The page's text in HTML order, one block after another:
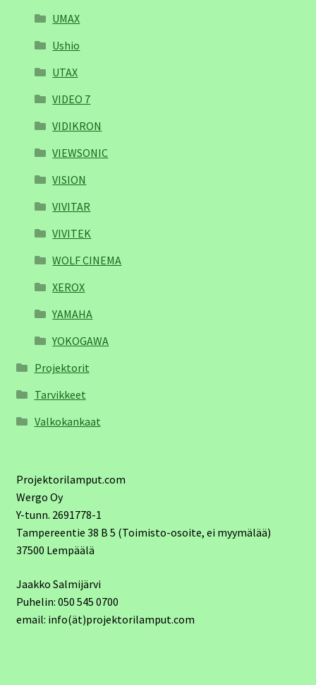
UMAX
Ushio
UTAX
VIDEO 7
VIDIKRON
VIEWSONIC
VISION
VIVITAR
VIVITEK
WOLF CINEMA
XEROX
YAMAHA
YOKOGAWA
Projektorit
Tarvikkeet
Valkokankaat
Projektorilamput.com
Wergo Oy
Y-tunn. 2691778-1
Tampereentie 38 B 5 (Toimisto-osoite, ei myymälää)
37500 Lempäälä
Jaakko Salmijärvi
Puhelin: 050 545 0700
email: info(ät)projektorilamput.com